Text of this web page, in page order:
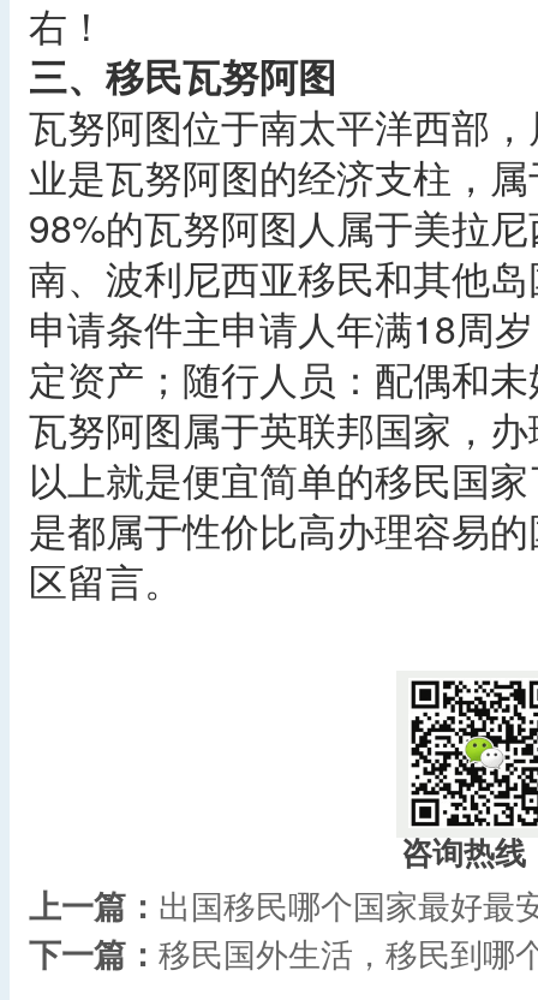
右！
三、移民瓦努阿图
瓦努阿图位于南太平洋西部
业是瓦努阿图的经济支柱，
98%的瓦努阿图人属于美拉
南、波利尼西亚移民和其他
申请条件主申请人年满18周
定资产；随行人员：配偶和
瓦努阿图属于英联邦国家，
以上就是便宜简单的移民国
是都属于性价比高办理容易
区留言。
咨询热线
上一篇： 出国移民哪个国家最好最
下一篇： 移民国外生活，移民到哪